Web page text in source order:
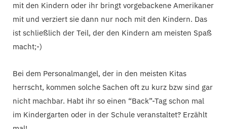
mit den Kindern oder ihr bringt vorgebackene Amerikaner
mit und verziert sie dann nur noch mit den Kindern. Das
ist schließlich der Teil, der den Kindern am meisten Spaß
macht;-)
Bei dem Personalmangel, der in den meisten Kitas
herrscht, kommen solche Sachen oft zu kurz bzw sind gar
nicht machbar. Habt ihr so einen “Back”-Tag schon mal
im Kindergarten oder in der Schule veranstaltet? Erzählt